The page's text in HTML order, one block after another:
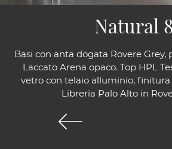
Basi con anta dogata Rovere Grey,
Laccato Arena opaco. Top HPL
vetro con telaio alluminio, finitura
Libreria Palo Alto in
Natural 8